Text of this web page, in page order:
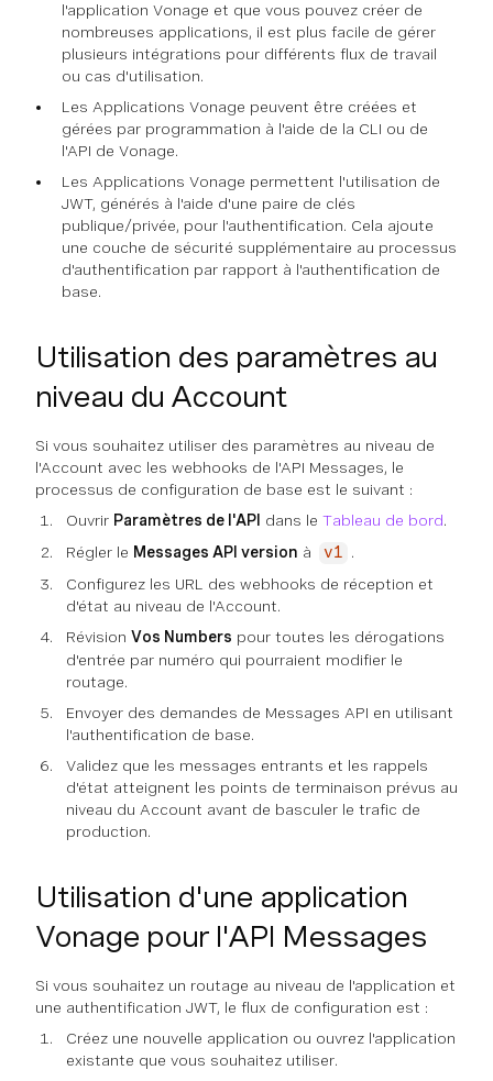
l'application Vonage et que vous pouvez créer de
nombreuses applications, il est plus facile de gérer
plusieurs intégrations pour différents flux de travail
ou cas d'utilisation.
Les Applications Vonage peuvent être créées et
gérées par programmation à l'aide de la CLI ou de
l'API de Vonage.
Les Applications Vonage permettent l'utilisation de
JWT, générés à l'aide d'une paire de clés
publique/privée, pour l'authentification. Cela ajoute
une couche de sécurité supplémentaire au processus
d'authentification par rapport à l'authentification de
base.
Utilisation des paramètres au
niveau du Account
Si vous souhaitez utiliser des paramètres au niveau de
l'Account avec les webhooks de l'API Messages, le
processus de configuration de base est le suivant :
Ouvrir Paramètres de l'API dans le Tableau de bord.
Régler le Messages API version à v1
.
Configurez les URL des webhooks de réception et
d'état au niveau de l'Account.
Révision Vos Numbers pour toutes les dérogations
d'entrée par numéro qui pourraient modifier le
routage.
Envoyer des demandes de Messages API en utilisant
l'authentification de base.
Validez que les messages entrants et les rappels
d'état atteignent les points de terminaison prévus au
niveau du Account avant de basculer le trafic de
production.
Utilisation d'une application
Vonage pour l'API Messages
Si vous souhaitez un routage au niveau de l'application et
une authentification JWT, le flux de configuration est :
Créez une nouvelle application ou ouvrez l'application
existante que vous souhaitez utiliser.